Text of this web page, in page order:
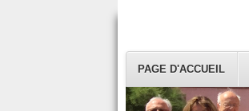
PAGE D'ACCUEIL